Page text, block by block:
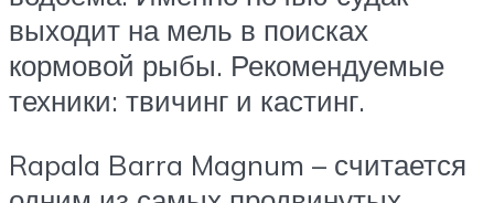
выходит на мель в поисках
кормовой рыбы. Рекомендуемые
техники: твичинг и кастинг.
Rapala Barra Magnum – считается